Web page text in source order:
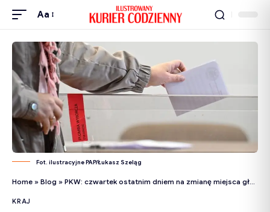
Aa
Fot. ilustracyjne PAP/Łukasz Szeląg
Home » Blog » PKW: czwartek ostatnim dniem na zmianę miejsca głosowania w wyborach prezydenckich
KRAJ